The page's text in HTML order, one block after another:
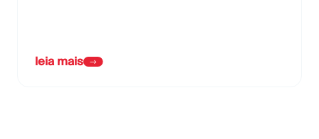
leia mais